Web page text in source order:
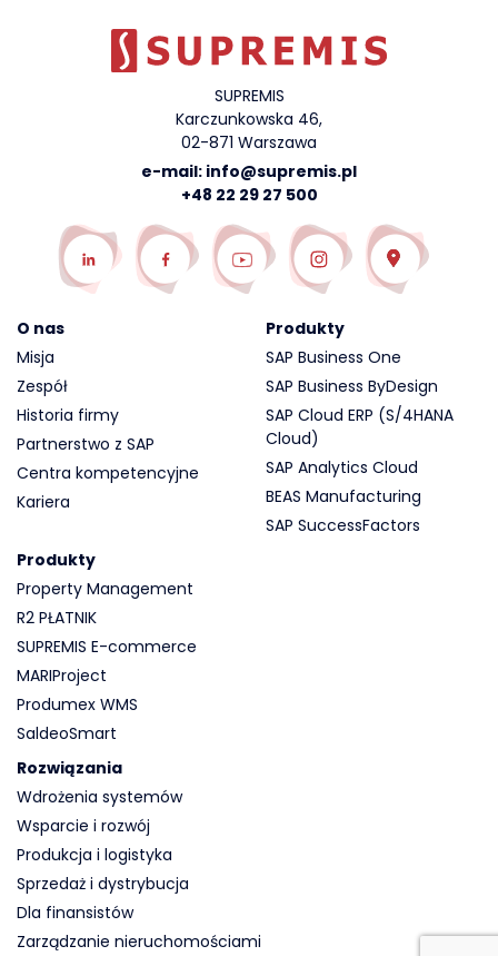
SUPREMIS
Karczunkowska 46,
02-871 Warszawa
e-mail: info@supremis.pl
+48 22 29 27 500
O nas
Misja
Zespół
Historia firmy
Partnerstwo z SAP
Centra kompetencyjne
Kariera
Produkty
SAP Business One
SAP Business ByDesign
SAP Cloud ERP (S/4HANA
Cloud)
SAP Analytics Cloud
BEAS Manufacturing
SAP SuccessFactors
Produkty
Property Management
R2 PŁATNIK
SUPREMIS E-commerce
MARIProject
Produmex WMS
SaldeoSmart
Rozwiązania
Wdrożenia systemów
Wsparcie i rozwój
Produkcja i logistyka
Sprzedaż i dystrybucja
Dla finansistów
Zarządzanie nieruchomościami